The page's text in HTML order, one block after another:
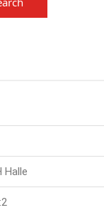
Halle